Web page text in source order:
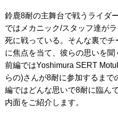
鈴鹿8耐の主舞台で戦うライダ
ではメカニック/スタッフ達が
死に戦っている。そんな裏で
に焦点を当て、彼らの思いを
前編ではYoshimura SERT
らの)さんが8耐に参加するまで
編ではどんな思いで8耐に臨ん
内面をご紹介します。